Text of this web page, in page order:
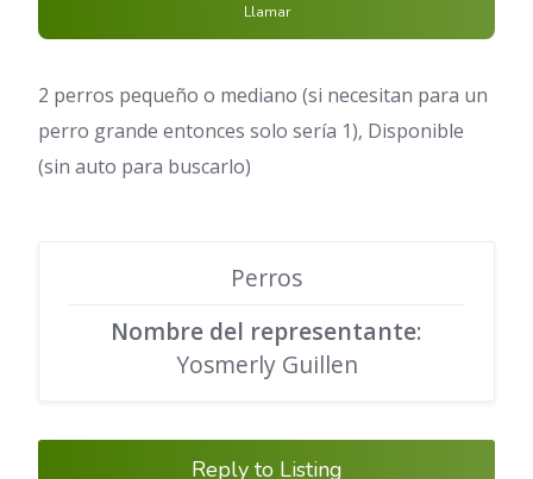
Llamar
2 perros pequeño o mediano (si necesitan para un
perro grande entonces solo sería 1), Disponible
(sin auto para buscarlo)
Perros
Nombre del representante:
Yosmerly Guillen
Reply to Listing